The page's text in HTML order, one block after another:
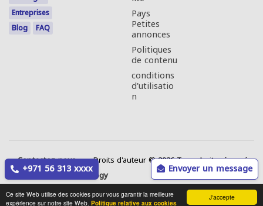
J'accepte
Ce site Web utilise des cookies pour vous garantir la meilleure
expérience sur notre site Web. Politique relative aux cookies
+971 56 313 xxxx Envoyer un message
Entreprises
Blog
FAQ
Pays
Petites
annonces
Politiques
de contenu
conditions
d'utilisatio
n
Contactez-nous
Droits d'auteur © 2026 Tous droits réservés.
Web Annonces Technology